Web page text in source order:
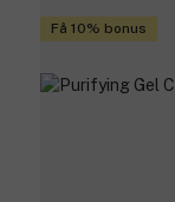
Få 10% bonus